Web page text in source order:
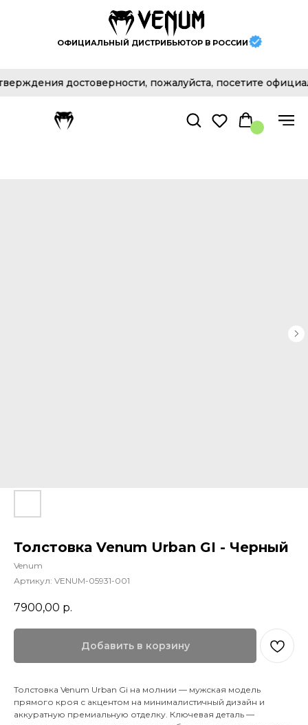
ОФИЦИАЛЬНЫЙ ДИСТРИБЬЮТОР В РОССИИ
достоверности, пожалуйста, посетите
Толстовка Venum Urban GI - Черный
Venum
Артикул: VENUM-05931-001
7900,00 р.
Добавить в корзину
Толстовка Venum Urban Gi на молнии — мужская модель
прямого кроя с акцентом на минималистичный дизайн и
аккуратную премиальную отделку. Ключевая деталь —